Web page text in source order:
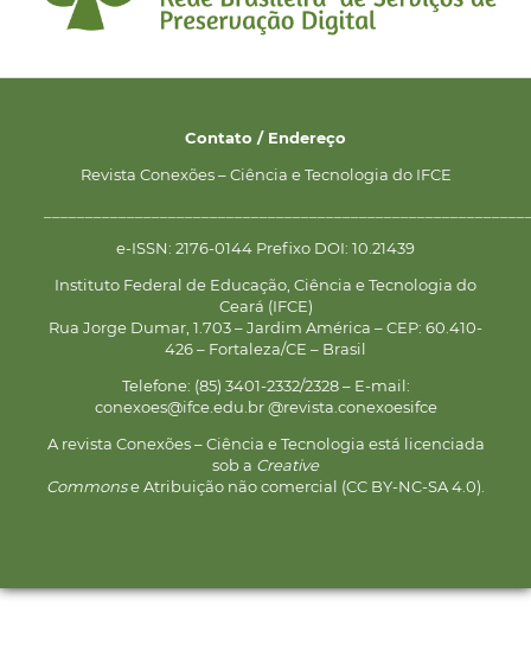
Contato / Endereço
Revista Conexões – Ciência e Tecnologia do IFCE
e-ISSN: 2176-0144 Prefixo DOI: 10.21439
Instituto Federal de Educação, Ciência e Tecnologia do
Ceará (IFCE)
Rua Jorge Dumar, 1.703 – Jardim América – CEP: 60.410-
426 – Fortaleza/CE – Brasil
Telefone: (85) 3401-2332/2328 – E-mail:
conexoes@ifce.edu.br @revista.conexoesifce
A revista Conexões – Ciência e Tecnologia está licenciada
sob a Creative
Commonse Atribuição não comercial (CC BY-NC-SA 4.0).